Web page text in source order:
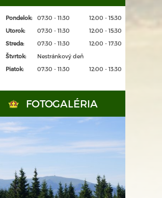
Pondelok: 07:30 - 11:30
12:00 - 15:30
Utorok:
07:30 - 11:30
12:00 - 15:30
Streda:
07:30 - 11:30
12:00 - 17:30
Štvrtok:
Nestránkový deň
Piatok:
07:30 - 11:30 12:00 - 13:30
FOTOGALÉRIA